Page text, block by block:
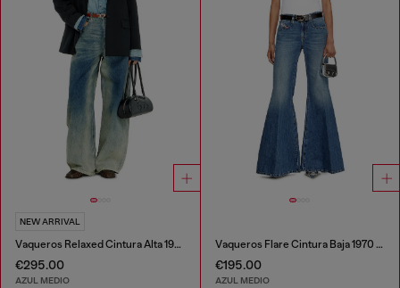
NEW ARRIVAL
Vaqueros Relaxed Cintura Alta 1987 D-Khelz
€295.00
AZUL MEDIO
Vaqueros Flare Cintura Baja 1970 D-Bleess
€195.00
AZUL MEDIO